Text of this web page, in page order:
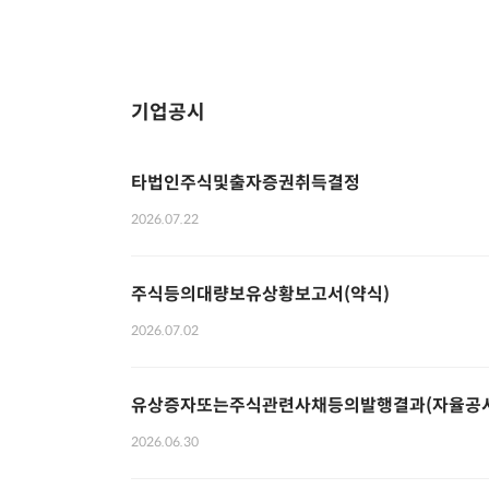
기업공시
타법인주식및출자증권취득결정
2026.07.22
주식등의대량보유상황보고서(약식)
2026.07.02
유상증자또는주식관련사채등의발행결과(자율공
2026.06.30